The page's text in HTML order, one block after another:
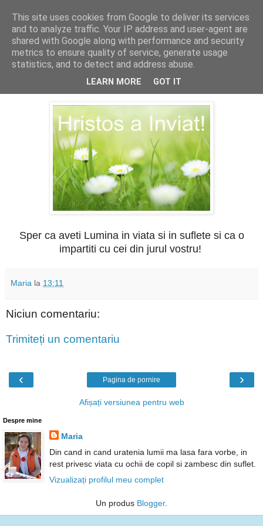
Cealalta realitate
duminică, mai 05, 2013
Hristos a Inviat!
Sper ca aveti Lumina in viata si in suflete si ca o
impartiti cu cei din jurul vostru!
Maria la 13:11
Niciun comentariu:
Trimiteți un comentariu
‹ ›
Pagina de pornire
Afișați versiunea pentru web
Despre mine
Maria
Din cand in cand uratenia lumii ma lasa fara vorbe, in
rest privesc viata cu ochii de copil si zambesc din suflet.
Vizualizați profilul meu complet
Un produs Blogger.
This site uses cookies from Google to deliver its services
and to analyze traffic. Your IP address and user-agent are
shared with Google along with performance and security
metrics to ensure quality of service, generate usage
statistics, and to detect and address abuse.
LEARN MORE GOT IT